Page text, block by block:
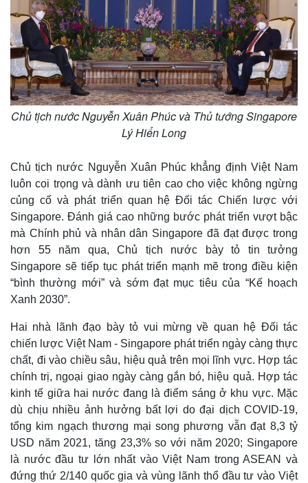
Thế giới
Quan sát
Multimedia
Video
Chủ tịch nước Nguyễn Xuân Phúc và Thủ tướng Singapore
Lý Hiển Long
Chủ tịch nước Nguyễn Xuân Phúc khẳng định Việt Nam
luôn coi trọng và dành ưu tiên cao cho việc không ngừng
củng cố và phát triển quan hệ Đối tác Chiến lược với
Singapore. Đánh giá cao những bước phát triển vượt bậc
mà Chính phủ và nhân dân Singapore đã đạt được trong
hơn 55 năm qua, Chủ tịch nước bày tỏ tin tưởng
Singapore sẽ tiếp tục phát triển mạnh mẽ trong điều kiện
“bình thường mới” và sớm đạt mục tiêu của “Kế hoạch
Xanh 2030”.
Hai nhà lãnh đạo bày tỏ vui mừng về quan hệ Đối tác
chiến lược Việt Nam - Singapore phát triển ngày càng thực
chất, đi vào chiều sâu, hiệu quả trên mọi lĩnh vực. Hợp tác
chính trị, ngoại giao ngày càng gắn bó, hiệu quả. Hợp tác
kinh tế giữa hai nước đang là điểm sáng ở khu vực. Mặc
dù chịu nhiều ảnh hưởng bất lợi do đại dịch COVID-19,
tổng kim ngạch thương mại song phương vẫn đạt 8,3 tỷ
USD năm 2021, tăng 23,3% so với năm 2020; Singapore
là nước đầu tư lớn nhất vào Việt Nam trong ASEAN và
đứng thứ 2/140 quốc gia và vùng lãnh thổ đầu tư vào Việt